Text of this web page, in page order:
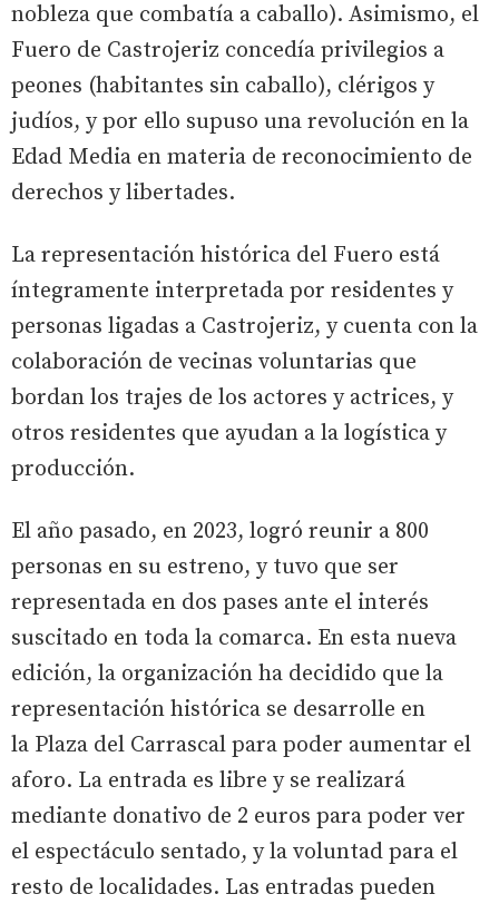
nobleza que combatía a caballo). Asimismo, el
Fuero de Castrojeriz concedía privilegios a
peones (habitantes sin caballo), clérigos y
judíos, y por ello supuso una revolución en la
Edad Media en materia de reconocimiento de
derechos y libertades.
La representación histórica del Fuero está
íntegramente interpretada por residentes y
personas ligadas a Castrojeriz, y cuenta con la
colaboración de vecinas voluntarias que
bordan los trajes de los actores y actrices, y
otros residentes que ayudan a la logística y
producción.
El año pasado, en 2023, logró reunir a 800
personas en su estreno, y tuvo que ser
representada en dos pases ante el interés
suscitado en toda la comarca. En esta nueva
edición, la organización ha decidido que la
representación histórica se desarrolle en
la Plaza del Carrascal para poder aumentar el
aforo. La entrada es libre y se realizará
mediante donativo de 2 euros para poder ver
el espectáculo sentado, y la voluntad para el
resto de localidades. Las entradas pueden